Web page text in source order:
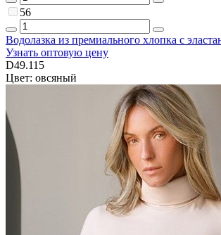
56
Водолазка из премиального хлопка с
Узнать оптовую цену
D49.115
Цвет: овсяный